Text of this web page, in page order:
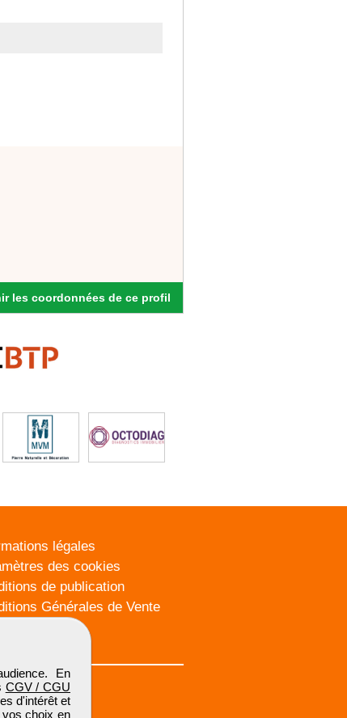
les coordonnées de ce profil
En
CGV / CGU
d'intérêt et
choix en
légales
des cookies
de publication
Générales de Vente